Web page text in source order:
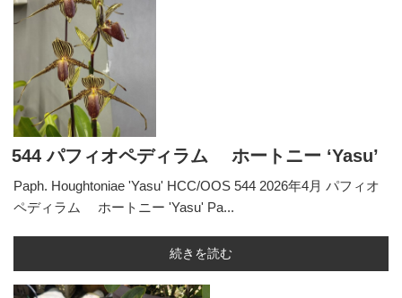
544 パフィオペディラム ホートニー ‘Yasu’
Paph. Houghtoniae 'Yasu' HCC/OOS 544 2026年4月 パフィオ
ペディラム ホートニー 'Yasu' Pa...
続きを読む